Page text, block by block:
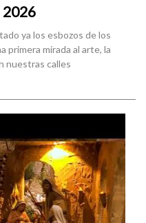
2026
ya los esbozos de los
primera mirada al arte, la
nuestras calles